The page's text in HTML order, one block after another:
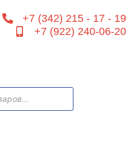
+7 (342) 215 - 17 - 19
+7 (922) 240-06-20